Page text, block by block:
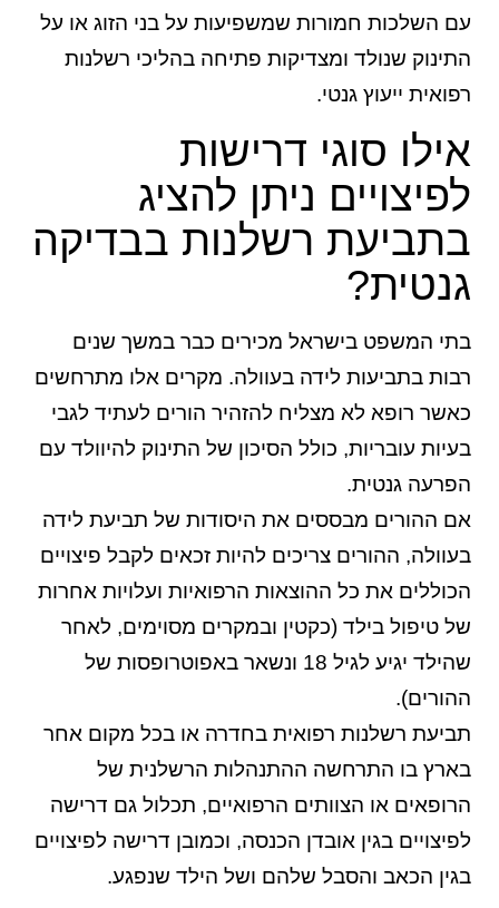
עם השלכות חמורות שמשפיעות על בני הזוג או על
התינוק שנולד ומצדיקות פתיחה בהליכי רשלנות
רפואית ייעוץ גנטי.
אילו סוגי דרישות
לפיצויים ניתן להציג
בתביעת רשלנות בבדיקה
גנטית?
בתי המשפט בישראל מכירים כבר במשך שנים
רבות בתביעות לידה בעוולה. מקרים אלו מתרחשים
כאשר רופא לא מצליח להזהיר הורים לעתיד לגבי
בעיות עובריות, כולל הסיכון של התינוק להיוולד עם
הפרעה גנטית.
אם ההורים מבססים את היסודות של תביעת לידה
בעוולה, ההורים צריכים להיות זכאים לקבל פיצויים
הכוללים את כל ההוצאות הרפואיות ועלויות אחרות
של טיפול בילד (כקטין ובמקרים מסוימים, לאחר
שהילד יגיע לגיל 18 ונשאר באפוטרופסות של
ההורים).
תביעת רשלנות רפואית בחדרה או בכל מקום אחר
בארץ בו התרחשה ההתנהלות הרשלנית של
הרופאים או הצוותים הרפואיים, תכלול גם דרישה
לפיצויים בגין אובדן הכנסה, וכמובן דרישה לפיצויים
בגין הכאב והסבל שלהם ושל הילד שנפגע.